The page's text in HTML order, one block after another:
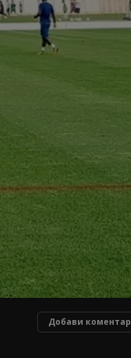
Добави коментар